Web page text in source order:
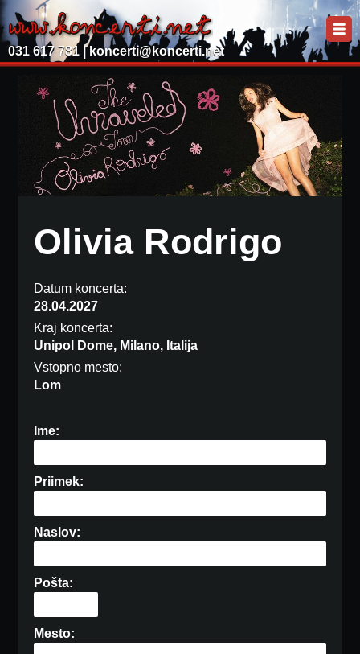
031 617 781 | koncerti@koncerti.net
Olivia Rodrigo
Datum koncerta:
28.04.2027
Kraj koncerta:
Unipol Dome, Milano, Italija
Vstopno mesto:
Lom
Ime:
Priimek:
Naslov:
Pošta:
Mesto: